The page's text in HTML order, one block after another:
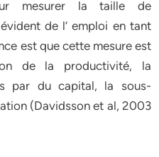
mesurer la taille de
de l’ emploi en tant
est que cette mesure est
de la productivité, la
par du capital, la sous-
(Davidsson et al, 2003